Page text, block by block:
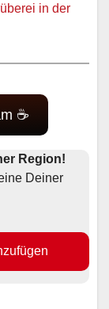
in der
☕
Region!
Deiner